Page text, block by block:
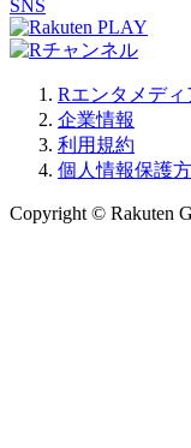
SNS
Rエンタメディ
企業情報
利用規約
個人情報保護
Copyright © Rakuten